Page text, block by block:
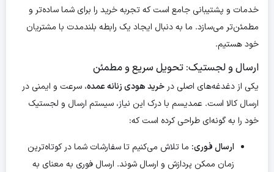
خدمات و پشتیبانی جامع است که تجربه خرید را برای شما ساده‌تر و
مطمئن‌تر می‌سازد. ما به دنبال ایجاد یک رابطه بلندمدت با مشتریان
خود هستیم.
ارسال و لجستیک: تحویل سریع و مطمئن
یکی از دغدغه‌های اصلی درخرید هودی زنانه عمده، سرعت و ایمنی در
ارسال کالا است. عمدیسم با درک این نیاز، سیستم ارسال و لجستیک
خود را به گونه‌ای طراحی کرده است که:
ارسال فوری: ما تلاش می‌کنیم تا سفارشات شما در کوتاه‌ترین
زمان ممکن پردازش و ارسال شوند. ارسال فوری به معنای به